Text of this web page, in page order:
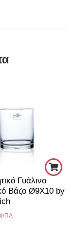
Γυάλινο
Βάζο Ø9Χ10 by
ΦΠΑ